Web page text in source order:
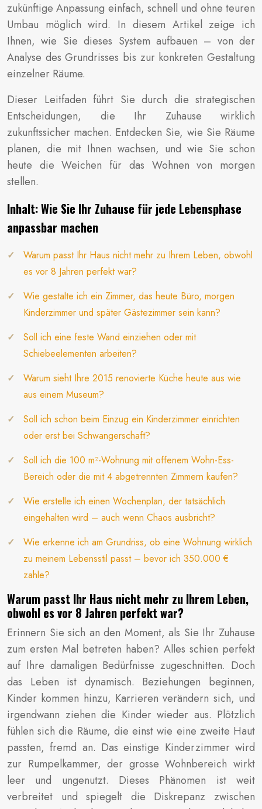
zukünftige Anpassung einfach, schnell und ohne teuren
Umbau möglich wird. In diesem Artikel zeige ich
Ihnen, wie Sie dieses System aufbauen – von der
Analyse des Grundrisses bis zur konkreten Gestaltung
einzelner Räume.
Dieser Leitfaden führt Sie durch die strategischen
Entscheidungen, die Ihr Zuhause wirklich
zukunftssicher machen. Entdecken Sie, wie Sie Räume
planen, die mit Ihnen wachsen, und wie Sie schon
heute die Weichen für das Wohnen von morgen
stellen.
Inhalt: Wie Sie Ihr Zuhause für jede Lebensphase
anpassbar machen
Warum passt Ihr Haus nicht mehr zu Ihrem Leben, obwohl
es vor 8 Jahren perfekt war?
Wie gestalte ich ein Zimmer, das heute Büro, morgen
Kinderzimmer und später Gästezimmer sein kann?
Soll ich eine feste Wand einziehen oder mit
Schiebeelementen arbeiten?
Warum sieht Ihre 2015 renovierte Küche heute aus wie
aus einem Museum?
Soll ich schon beim Einzug ein Kinderzimmer einrichten
oder erst bei Schwangerschaft?
Soll ich die 100 m²-Wohnung mit offenem Wohn-Ess-
Bereich oder die mit 4 abgetrennten Zimmern kaufen?
Wie erstelle ich einen Wochenplan, der tatsächlich
eingehalten wird – auch wenn Chaos ausbricht?
Wie erkenne ich am Grundriss, ob eine Wohnung wirklich
zu meinem Lebensstil passt – bevor ich 350.000 €
zahle?
Warum passt Ihr Haus nicht mehr zu Ihrem Leben,
obwohl es vor 8 Jahren perfekt war?
Erinnern Sie sich an den Moment, als Sie Ihr Zuhause
zum ersten Mal betreten haben? Alles schien perfekt
auf Ihre damaligen Bedürfnisse zugeschnitten. Doch
das Leben ist dynamisch. Beziehungen beginnen,
Kinder kommen hinzu, Karrieren verändern sich, und
irgendwann ziehen die Kinder wieder aus. Plötzlich
fühlen sich die Räume, die einst wie eine zweite Haut
passten, fremd an. Das einstige Kinderzimmer wird
zur Rumpelkammer, der grosse Wohnbereich wirkt
leer und ungenutzt. Dieses Phänomen ist weit
verbreitet und spiegelt die Diskrepanz zwischen